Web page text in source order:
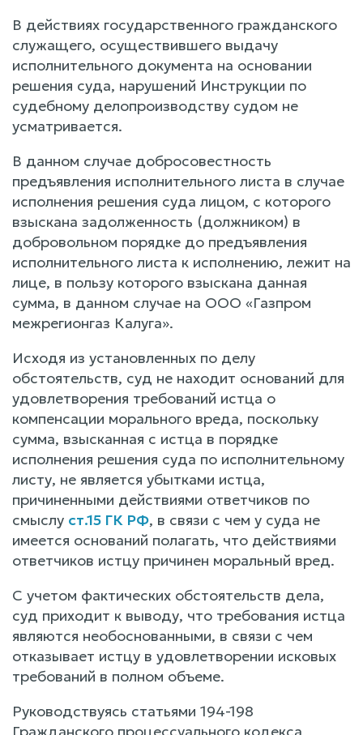
В действиях государственного гражданского
служащего, осуществившего выдачу
исполнительного документа на основании
решения суда, нарушений Инструкции по
судебному делопроизводству судом не
усматривается.
В данном случае добросовестность
предъявления исполнительного листа в случае
исполнения решения суда лицом, с которого
взыскана задолженность (должником) в
добровольном порядке до предъявления
исполнительного листа к исполнению, лежит на
лице, в пользу которого взыскана данная
сумма, в данном случае на ООО «Газпром
межрегионгаз Калуга».
Исходя из установленных по делу
обстоятельств, суд не находит оснований для
удовлетворения требований истца о
компенсации морального вреда, поскольку
сумма, взысканная с истца в порядке
исполнения решения суда по исполнительному
листу, не является убытками истца,
причиненными действиями ответчиков по
смыслу ст.15 ГК РФ, в связи с чем у суда не
имеется оснований полагать, что действиями
ответчиков истцу причинен моральный вред.
С учетом фактических обстоятельств дела,
суд приходит к выводу, что требования истца
являются необоснованными, в связи с чем
отказывает истцу в удовлетворении исковых
требований в полном объеме.
Руководствуясь статьями 194-198
Гражданского процессуального кодекса